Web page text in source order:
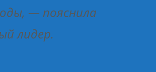
— пояснила
лидер.